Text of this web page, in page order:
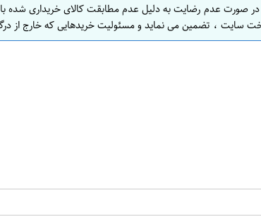
در صورت عدم رضایت به دلیل عدم مطابقت کالای خریداری
سایت ، تضمین می نماید و مسئولیت خریدهایی که خارج از